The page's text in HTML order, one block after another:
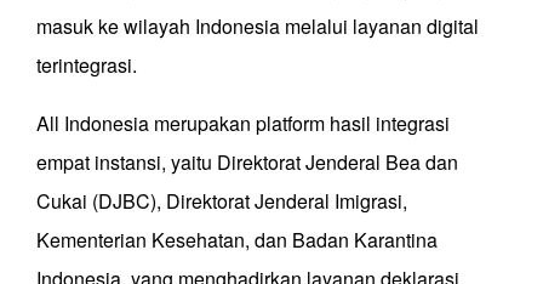
masuk ke wilayah Indonesia melalui layanan digital
terintegrasi.
All Indonesia merupakan platform hasil integrasi
empat instansi, yaitu Direktorat Jenderal Bea dan
Cukai (DJBC), Direktorat Jenderal Imigrasi,
Kementerian Kesehatan, dan Badan Karantina